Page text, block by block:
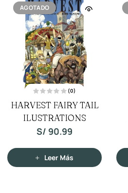
AGOTADO
a
l
o
r
o
0
e
(0)
HARVEST FAIRY TAIL
ILUSTRATIONS
S/ 90.99
Leer Más